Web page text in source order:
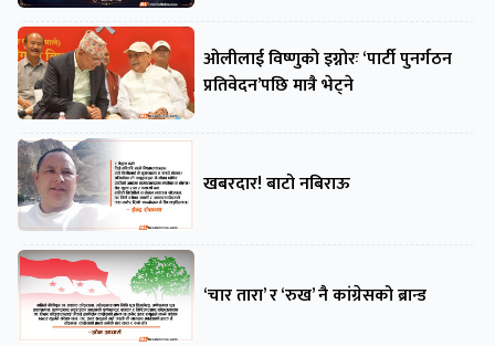
ओलीलाई विष्णुको इग्नोरः ‘पार्टी पुनर्गठन
प्रतिवेदन’पछि मात्रै भेट्ने
खबरदार! बाटो नबिराऊ
‘चार तारा’ र ‘रुख’ नै कांग्रेसको ब्रान्ड